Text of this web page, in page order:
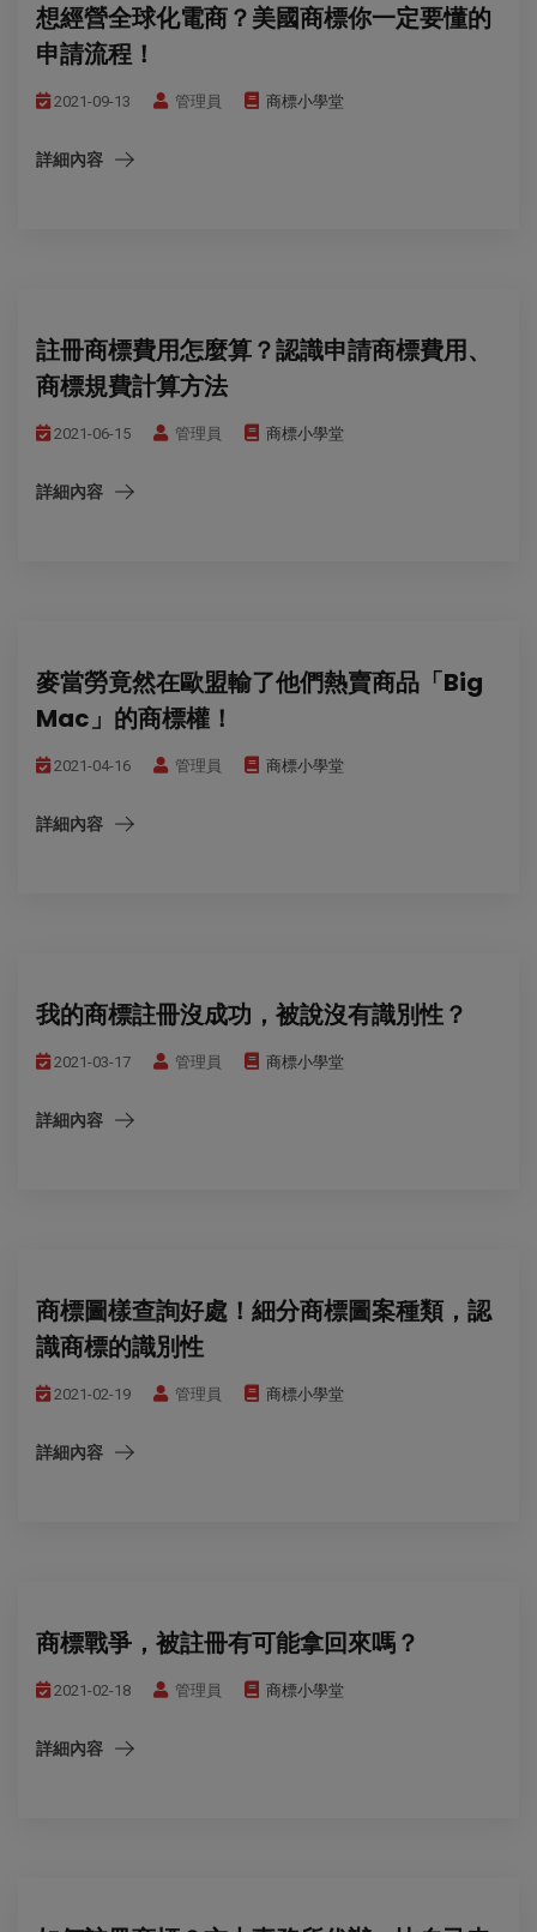
想經營全球化電商？美國商標你一定要懂的
申請流程！
2021-09-13 管理員 商標小學堂
詳細內容
註冊商標費用怎麼算？認識申請商標費用、
商標規費計算方法
2021-06-15 管理員 商標小學堂
詳細內容
麥當勞竟然在歐盟輸了他們熱賣商品「Big
Mac」的商標權！
2021-04-16 管理員 商標小學堂
詳細內容
我的商標註冊沒成功，被說沒有識別性？
2021-03-17 管理員 商標小學堂
詳細內容
商標圖樣查詢好處！細分商標圖案種類，認
識商標的識別性
2021-02-19 管理員 商標小學堂
詳細內容
商標戰爭，被註冊有可能拿回來嗎？
2021-02-18 管理員 商標小學堂
詳細內容